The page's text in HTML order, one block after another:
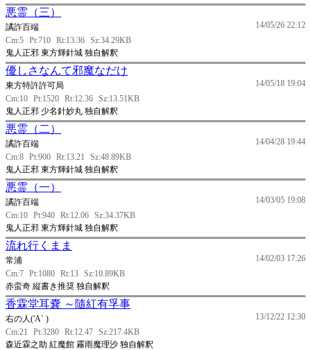
悪霊（三）
14/05/26 22:12
譎詐百端
Cm:5 Pt:710 Rt:13.36 Sz:34.29KB
鬼人正邪 東方輝針城 独自解釈
優しさなんて邪魔なだけ
14/05/18 19:04
東方特許許可局
Cm:10 Pt:1520 Rt:12.36 Sz:13.51KB
鬼人正邪 少名針妙丸 独自解釈
悪霊（二）
14/04/28 19:44
譎詐百端
Cm:8 Pt:900 Rt:13.21
Sz:48.89KB
鬼人正邪 東方輝針城 独自解釈
悪霊（一）
14/03/05 19:08
譎詐百端
Cm:10 Pt:940 Rt:12.06 Sz:34.37KB
鬼人正邪 東方輝針城 独自解釈
流れ行くまま
14/02/03 17:26
常浦
Cm:7 Pt:1080 Rt:13 Sz:10.89KB
赤蛮奇 縦書き推奨 独自解釈
香霖堂耳嚢 ～隨紅有孚事
13/12/22 12:30
右の人('A` )
Cm:21
Pt:3280 Rt:12.47 Sz:217.4KB
森近霖之助 紅魔館 霧雨魔理沙 独自解釈